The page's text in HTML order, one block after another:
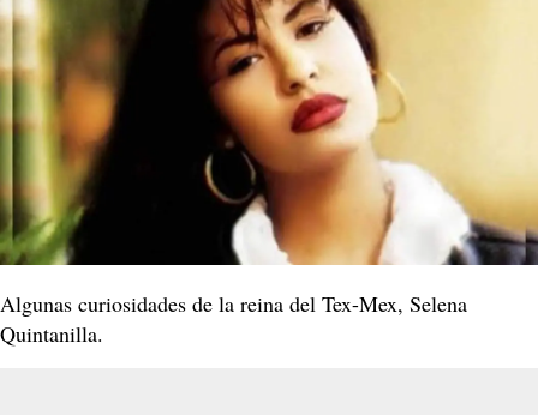
Algunas curiosidades de la reina del Tex-Mex, Selena
Quintanilla.